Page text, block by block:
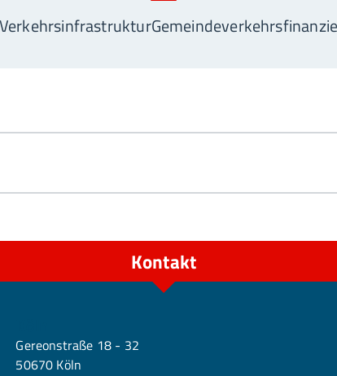
Verkehrsinfrastruktur
Kontakt
Gereonstraße 18 - 32
50670 Köln